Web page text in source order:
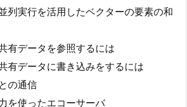
列実行を活用したベクターの要素の和
有データを参照するには
有データに書き込みをするには
の通信
を使ったエコーサーバ